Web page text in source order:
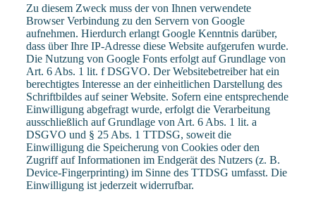
Zu diesem Zweck muss der von Ihnen verwendete
Browser Verbindung zu den Servern von Google
aufnehmen. Hierdurch erlangt Google Kenntnis darüber,
dass über Ihre IP-Adresse diese Website aufgerufen wurde.
Die Nutzung von Google Fonts erfolgt auf Grundlage von
Art. 6 Abs. 1 lit. f DSGVO. Der Websitebetreiber hat ein
berechtigtes Interesse an der einheitlichen Darstellung des
Schriftbildes auf seiner Website. Sofern eine entsprechende
Einwilligung abgefragt wurde, erfolgt die Verarbeitung
ausschließlich auf Grundlage von Art. 6 Abs. 1 lit. a
DSGVO und § 25 Abs. 1 TTDSG, soweit die
Einwilligung die Speicherung von Cookies oder den
Zugriff auf Informationen im Endgerät des Nutzers (z. B.
Device-Fingerprinting) im Sinne des TTDSG umfasst. Die
Einwilligung ist jederzeit widerrufbar.